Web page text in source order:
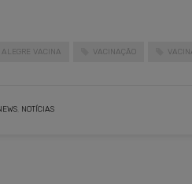
VACINA VACINAÇÃO
NOTÍCIAS